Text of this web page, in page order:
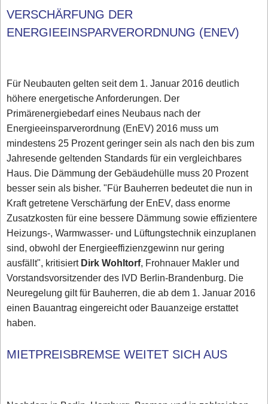
VERSCHÄRFUNG DER
ENERGIEEINSPARVERORDNUNG (ENEV)
Für Neubauten gelten seit dem 1. Januar 2016 deutlich
höhere energetische Anforderungen. Der
Primärenergiebedarf eines Neubaus nach der
Energieeinsparverordnung (EnEV) 2016 muss um
mindestens 25 Prozent geringer sein als nach den bis zum
Jahresende geltenden Standards für ein vergleichbares
Haus. Die Dämmung der Gebäudehülle muss 20 Prozent
besser sein als bisher. "Für Bauherren bedeutet die nun in
Kraft getretene Verschärfung der EnEV, dass enorme
Zusatzkosten für eine bessere Dämmung sowie effizientere
Heizungs-, Warmwasser- und Lüftungstechnik einzuplanen
sind, obwohl der Energieeffizienzgewinn nur gering
ausfällt", kritisiertDirk Wohltorf, Frohnauer Makler und
Vorstandsvorsitzender des IVD Berlin-Brandenburg. Die
Neuregelung gilt für Bauherren, die ab dem 1. Januar 2016
einen Bauantrag eingereicht oder Bauanzeige erstattet
haben.
MIETPREISBREMSE WEITET SICH AUS